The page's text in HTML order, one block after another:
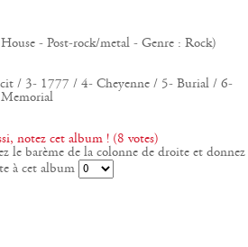
- Post-rock/metal - Genre : Rock)
/ 3- 1777 / 4- Cheyenne / 5- Burial / 6-
notez cet album ! (8 votes)
le barème de la colonne de droite et donnez
à cet album